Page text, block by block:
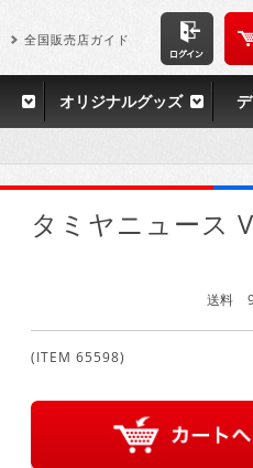
全国販売店ガイド
オリジナルグッズ
タミヤニュース
送料
(ITEM 65598)